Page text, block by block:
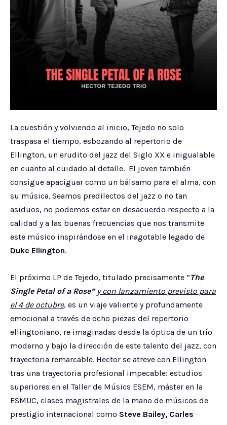
La cuestión y volviendo al inicio, Tejedo no solo
traspasa el tiempo, esbozando al repertorio de
Ellington, un erudito del jazz del Siglo XX e inigualable
en cuanto al cuidado al detalle. El joven también
consigue apaciguar como un bálsamo para el alma, con
su música. Seamos predilectos del jazz o no tan
asiduos, no podemos estar en desacuerdo respecto a la
calidad y a las buenas frecuencias que nos transmite
este músico inspirándose en el inagotable legado de
Duke Ellington.
El próximo LP de Tejedo, titulado precisamente “The
Single Petal of a Rose” y con lanzamiento previsto para
el 4 de octubre, es un viaje valiente y profundamente
emocional a través de ocho piezas del repertorio
ellingtoniano, re imaginadas desde la óptica de un trío
moderno y bajo la dirección de este talento del jazz, con
trayectoria remarcable. Hector se atreve con Ellington
tras una trayectoria profesional impecable: estudios
superiores en el Taller de Músics ESEM, máster en la
ESMUC, clases magistrales de la mano de músicos de
prestigio internacional como Steve Bailey, Carles